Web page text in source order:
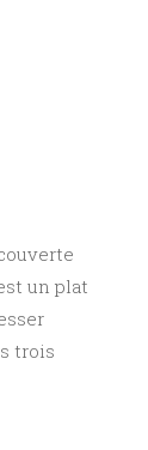
un plat
trois